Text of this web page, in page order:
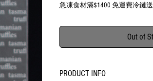
急凍食材滿$1400 免運費冷鏈
Out of
PRODUCT INFO